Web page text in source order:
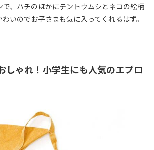
で、ハチのほかにテントウムシとネコの絵柄
いのでお子さまも気に入ってくれるはず。
しゃれ！小学生にも人気のエプロ